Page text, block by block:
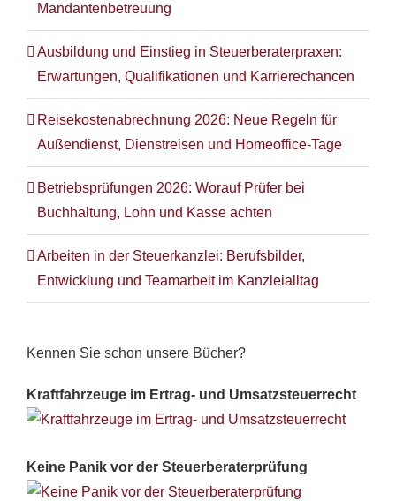
Mandantenbetreuung
Ausbildung und Einstieg in Steuerberaterpraxen:
Erwartungen, Qualifikationen und Karrierechancen
Reisekostenabrechnung 2026: Neue Regeln für
Außendienst, Dienstreisen und Homeoffice-Tage
Betriebsprüfungen 2026: Worauf Prüfer bei
Buchhaltung, Lohn und Kasse achten
Arbeiten in der Steuerkanzlei: Berufsbilder,
Entwicklung und Teamarbeit im Kanzleialltag
Kennen Sie schon unsere Bücher?
Kraftfahrzeuge im Ertrag- und Umsatzsteuerrecht
Keine Panik vor der Steuerberaterprüfung